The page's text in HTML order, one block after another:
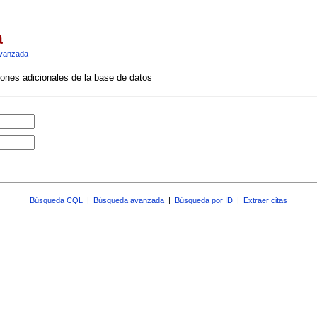
adicionales de la base de datos
Búsqueda CQL | Búsqueda avanzada | Búsqueda por ID | Extraer citas